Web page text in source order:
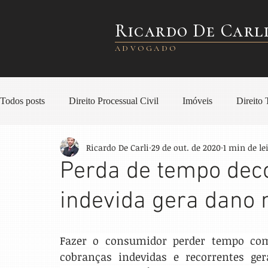
Ricardo De Carli
ADVOGADO
Todos posts Direito Processual Civil Imóveis Direito
Direito Civil Direito Empresarial Direito Societário
Direito do Consumidor Direito Bancário Seguro e
Direito de Trânsito Indenização Planejamento
Perda de tempo
indevida gera dano
Ricardo De Carli 29 de out. de 2020 1 min de
Fazer o consumidor perder tempo
cobranças indevidas e recorrentes